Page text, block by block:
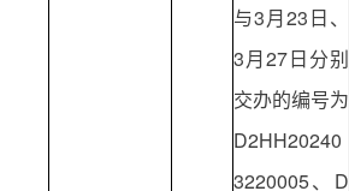
与3月23日、
3月27日分别
交办的编号为
D2HH20240
3220005、D